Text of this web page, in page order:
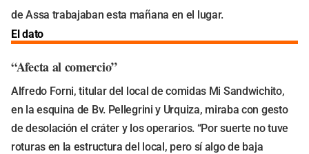
de Assa trabajaban esta mañana en el lugar.
El dato
“Afecta al comercio”
Alfredo Forni, titular del local de comidas Mi Sandwichito,
en la esquina de Bv. Pellegrini y Urquiza, miraba con gesto
de desolación el cráter y los operarios. “Por suerte no tuve
roturas en la estructura del local, pero sí algo de baja